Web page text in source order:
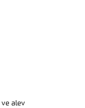
ve alev